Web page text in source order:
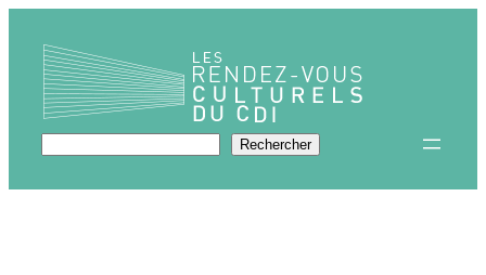
contenu
Rechercher Rechercher